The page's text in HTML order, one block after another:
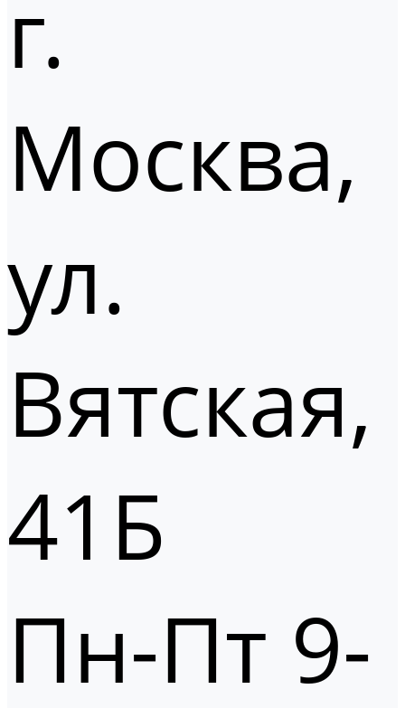
г.
Москва,
ул.
Вятская,
41Б
Пн-Пт 9-